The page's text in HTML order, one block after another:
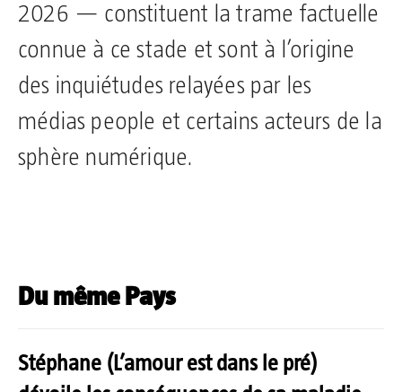
2026 — constituent la trame factuelle
connue à ce stade et sont à l’origine
des inquiétudes relayées par les
médias people et certains acteurs de la
sphère numérique.
Du même Pays
Stéphane (L’amour est dans le pré)